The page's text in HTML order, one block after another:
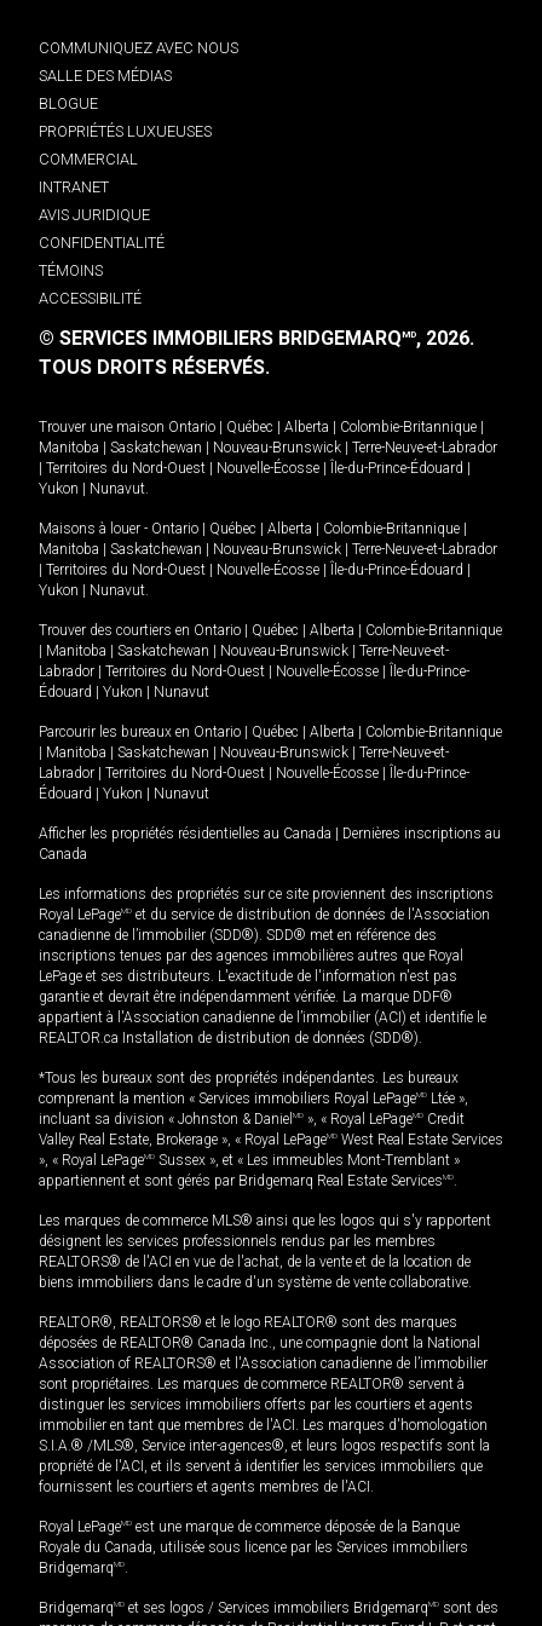
COMMUNIQUEZ AVEC NOUS
SALLE DES MÉDIAS
BLOGUE
PROPRIÉTÉS LUXUEUSES
COMMERCIAL
INTRANET
AVIS JURIDIQUE
CONFIDENTIALITÉ
TÉMOINS
ACCESSIBILITÉ
© SERVICES IMMOBILIERS BRIDGEMARQMD, 2026.
TOUS DROITS RÉSERVÉS.
Trouver une maison Ontario Québec Alberta Colombie-Britannique
Manitoba
Saskatchewan Nouveau-Brunswick
Terre-Neuve-et-Labrador
Territoires du Nord-Ouest Nouvelle-Écosse Île-du-Prince-Édouard
Yukon
Nunavut.
Maisons à louer - Ontario Québec Alberta Colombie-Britannique
Manitoba
Saskatchewan Nouveau-Brunswick
Terre-Neuve-et-Labrador
Territoires du Nord-Ouest Nouvelle-Écosse Île-du-Prince-Édouard
Yukon
Nunavut.
Trouver des courtiers en Ontario Québec Alberta
Colombie-Britannique
Manitoba Saskatchewan Nouveau-Brunswick
Terre-Neuve-et-
Labrador
Territoires du Nord-Ouest Nouvelle-Écosse
Île-du-Prince-
Édouard
Yukon Nunavut
Parcourir les bureaux en Ontario Québec Alberta
Colombie-Britannique
Manitoba Saskatchewan Nouveau-Brunswick
Terre-Neuve-et-
Labrador
Territoires du Nord-Ouest Nouvelle-Écosse
Île-du-Prince-
Édouard
Yukon Nunavut
Afficher les propriétés résidentielles au Canada
Dernières inscriptions au
Canada
Les informations des propriétés sur ce site proviennent des inscriptions
Royal LePageMD et du service de distribution de données de l'Association
canadienne de l’immobilier (SDD®). SDD® met en référence des
inscriptions tenues par des agences immobilières autres que Royal
LePage et ses distributeurs. L'exactitude de l'information n'est pas
garantie et devrait être indépendamment vérifiée. La marque DDF®
appartient à l'Association canadienne de l’immobilier (ACI) et identifie le
REALTOR.ca Installation de distribution de données (SDD®).
*Tous les bureaux sont des propriétés indépendantes. Les bureaux
comprenant la mention « Services immobiliers Royal LePageMD Ltée »,
incluant sa division « Johnston & Daniel MD », « Royal LePageMD Credit
Valley Real Estate, Brokerage », « Royal LePageMD West Real Estate Services
», « Royal LePageMD Sussex », et « Les immeubles Mont-Tremblant »
appartiennent et sont gérés par Bridgemarq Real Estate ServicesMD.
Les marques de commerce MLS® ainsi que les logos qui s'y rapportent
désignent les services professionnels rendus par les membres
REALTORS® de l'ACI en vue de l'achat, de la vente et de la location de
biens immobiliers dans le cadre d'un système de vente collaborative.
REALTOR®, REALTORS® et le logo REALTOR® sont des marques
déposées de REALTOR® Canada Inc., une compagnie dont la National
Association of REALTORS® et l'Association canadienne de l’immobilier
sont propriétaires. Les marques de commerce REALTOR® servent à
distinguer les services immobiliers offerts par les courtiers et agents
immobilier en tant que membres de l'ACI. Les marques d'homologation
S.I.A.® /MLS®, Service inter-agences®, et leurs logos respectifs sont la
propriété de l'ACI, et ils servent à identifier les services immobiliers que
fournissent les courtiers et agents membres de l'ACI.
Royal LePageMD est une marque de commerce déposée de la Banque
Royale du Canada, utilisée sous licence par les Services immobiliers
BridgemarqMD.
BridgemarqMD et ses logos / Services immobiliers BridgemarqMD sont des